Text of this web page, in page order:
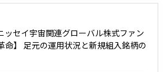
ッセイ宇宙関連グローバル株式ファン
命】 足元の運用状況と新規組入銘柄の